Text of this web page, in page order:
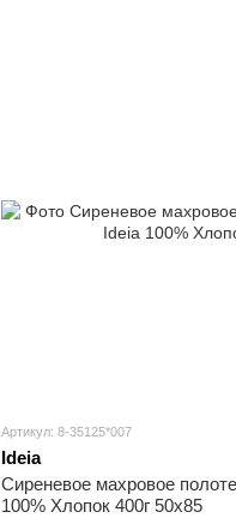
Артикул: 8-35125*007
Ideia
Сиреневое махровое
100% Хлопок 400г 50х85